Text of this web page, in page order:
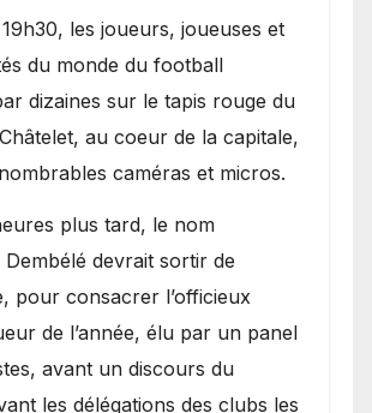
les joueurs, joueuses et
du monde du football
dizaines sur le tapis rouge du
au coeur de la capitale,
caméras et micros.
plus tard, le nom
Dembélé devrait sortir de
pour consacrer l’officieux
de l’année, élu par un panel
avant un discours du
les délégations des clubs les